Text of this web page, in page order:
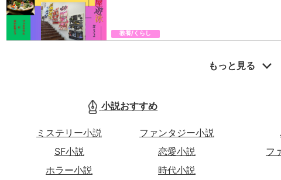
教養/くらし
もっと見る
小説おすすめ
ミステリー小説
ファンタジー小説
SF小説
恋愛小説
ホラー小説
時代小説
フ